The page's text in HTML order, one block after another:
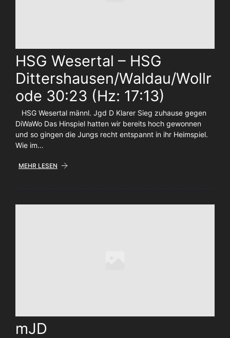
HSG Wesertal – HSG
Dittershausen/Waldau/Wollr
ode 30:23 (Hz: 17:13)
HSG Wesertal männl. Jgd D Klarer Sieg zuhause gegen
DiWaWo Das Hinspiel hatten wir bereits hoch gewonnen
und so gingen die Jungs recht entspannt in ihr Heimspiel.
Wie im…
MEHR LESEN
mJD